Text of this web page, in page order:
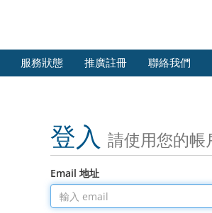
服務狀態 推廣註冊 聯絡我們
登入 請使用您的帳
Email 地址